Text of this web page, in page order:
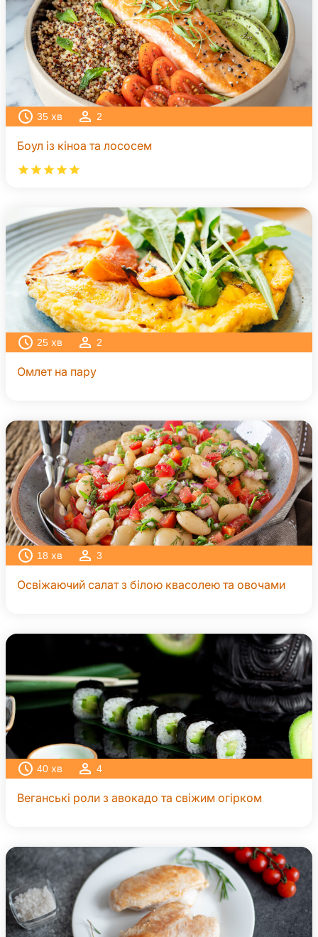
35 хв 2
Боул із кіноа та лососем
25 хв 2
Омлет на пару
18 хв 3
Освіжаючий салат з білою квасолею та овочами
40 хв 4
Веганські роли з авокадо та свіжим огірком